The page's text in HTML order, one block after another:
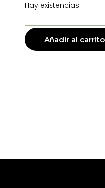
Hay existencias
Añadir al carrito